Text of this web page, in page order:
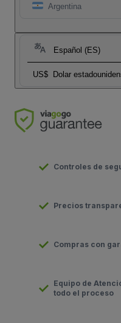
Argentina
Español (ES)
US$ Dolar
Controles de
Precios
Compras con
Equipo de
todo el proceso